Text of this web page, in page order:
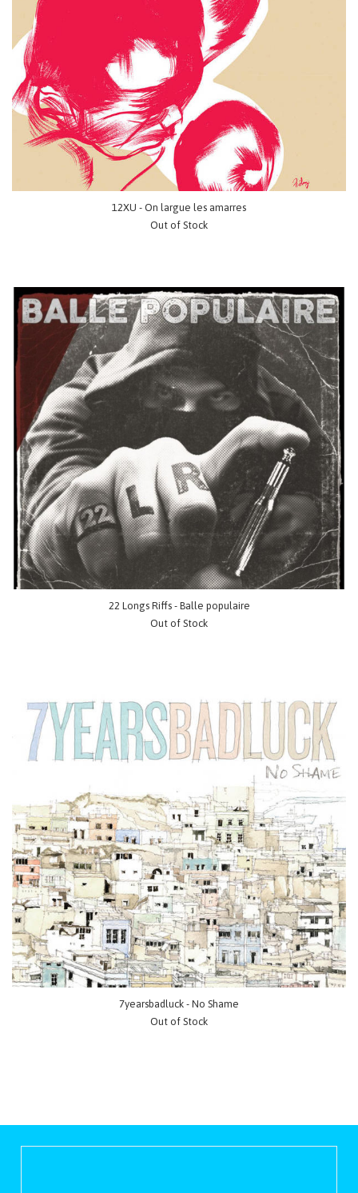
12XU - On largue les amarres
Out of Stock
22 Longs Riffs - Balle populaire
Out of Stock
7yearsbadluck - No Shame
Out of Stock